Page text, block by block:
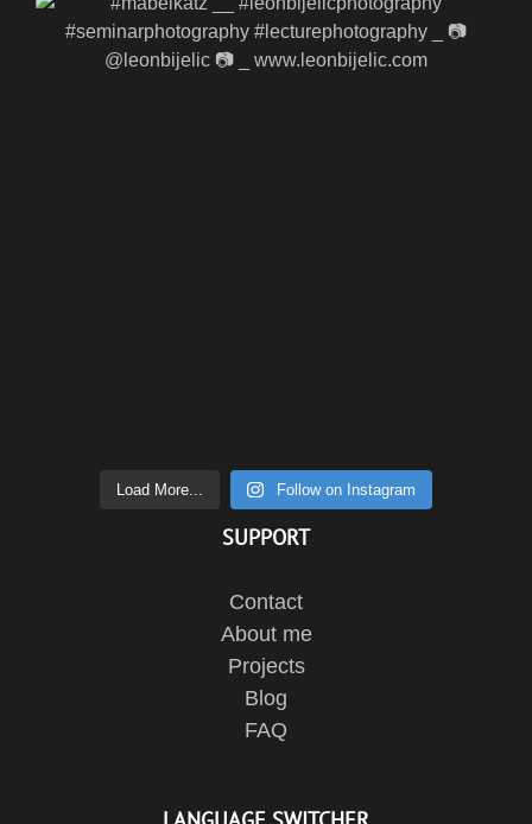
Load More... Follow on Instagram
SUPPORT
Contact
About me
Projects
Blog
FAQ